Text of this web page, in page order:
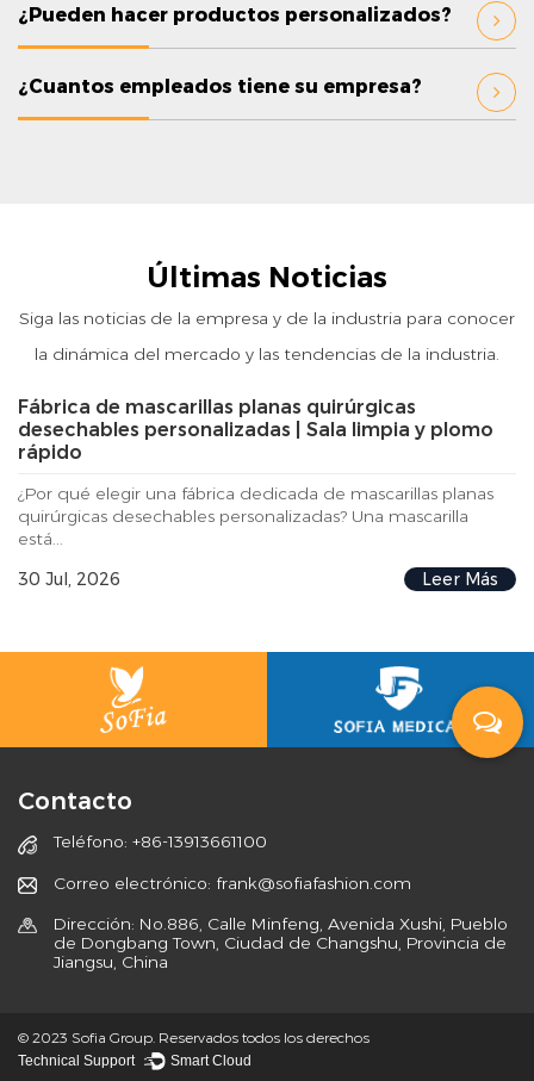
¿Pueden hacer productos personalizados?
¿Cuantos empleados tiene su empresa?
Últimas Noticias
Siga las noticias de la empresa y de la industria para conocer
la dinámica del mercado y las tendencias de la industria.
Fábrica de mascarillas planas quirúrgicas
desechables personalizadas | Sala limpia y plomo
rápido
¿Por qué elegir una fábrica dedicada de mascarillas planas
quirúrgicas desechables personalizadas? Una mascarilla
está...
30 Jul, 2026
Leer Más
Contacto
Teléfono: +86-13913661100
Correo electrónico: frank@sofiafashion.com
Dirección: No.886, Calle Minfeng, Avenida Xushi, Pueblo
de Dongbang Town, Ciudad de Changshu, Provincia de
Jiangsu, China
© 2023 Sofia Group. Reservados todos los derechos
Technical Support ： Smart Cloud